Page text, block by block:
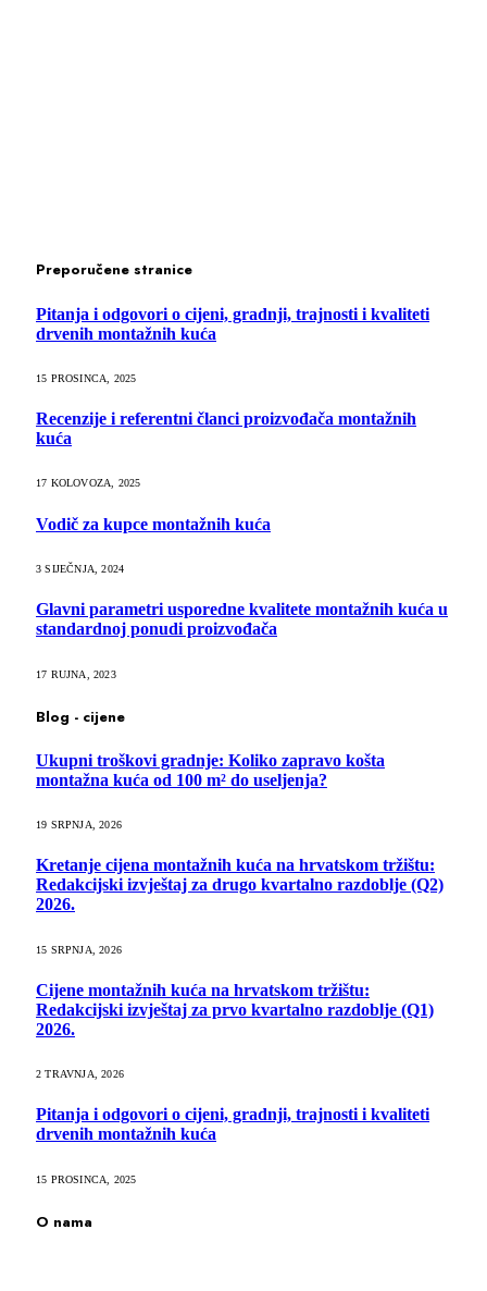
Preporučene stranice
Pitanja i odgovori o cijeni, gradnji, trajnosti i kvaliteti
drvenih montažnih kuća
15 PROSINCA, 2025
Recenzije i referentni članci proizvođača montažnih
kuća
17 KOLOVOZA, 2025
Vodič za kupce montažnih kuća
3 SIJEČNJA, 2024
Glavni parametri usporedne kvalitete montažnih kuća u
standardnoj ponudi proizvođača
17 RUJNA, 2023
Blog - cijene
Ukupni troškovi gradnje: Koliko zapravo košta
montažna kuća od 100 m² do useljenja?
19 SRPNJA, 2026
Kretanje cijena montažnih kuća na hrvatskom tržištu:
Redakcijski izvještaj za drugo kvartalno razdoblje (Q2)
2026.
15 SRPNJA, 2026
Cijene montažnih kuća na hrvatskom tržištu:
Redakcijski izvještaj za prvo kvartalno razdoblje (Q1)
2026.
2 TRAVNJA, 2026
Pitanja i odgovori o cijeni, gradnji, trajnosti i kvaliteti
drvenih montažnih kuća
15 PROSINCA, 2025
O nama